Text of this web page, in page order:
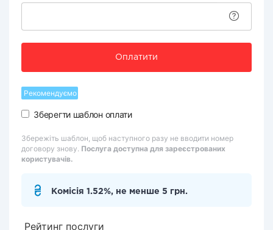
Оплатити
Рекомендуємо
Зберегти шаблон оплати
Збережіть шаблон, щоб наступного разу не вводити номер
договору знову. Послуга доступна для зареєстрованих
користувачів.
Комісія 1.52%, не менше 5 грн.
Рейтинг послуги